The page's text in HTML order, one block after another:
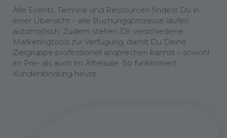
Alle Events, Termine und Ressourcen findest Du in
einer Übersicht – alle Buchungsprozesse laufen
automatisch. Zudem stehen Dir verschiedene
Marketingtools zur Verfügung, damit Du Deine
Zielgruppe professionell ansprechen kannst – sowohl
im Pre- als auch im Aftersale. So funktioniert
Kundenbindung heute.